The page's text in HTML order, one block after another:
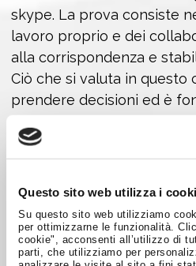
Questo sito web utilizza i
Su questo sito web utilizziamo
per ottimizzarne le funzionalità.
cookie", acconsenti all’utilizzo di
parti, che utilizziamo per
skype. La prova consiste
lavoro proprio e dei
alla corrispondenza e
Ciò che si valuta in questo
prendere decisioni ed è
Per concludere,
l’azienda cerca la risposta
fondamentali.
Quella che ho di fronte